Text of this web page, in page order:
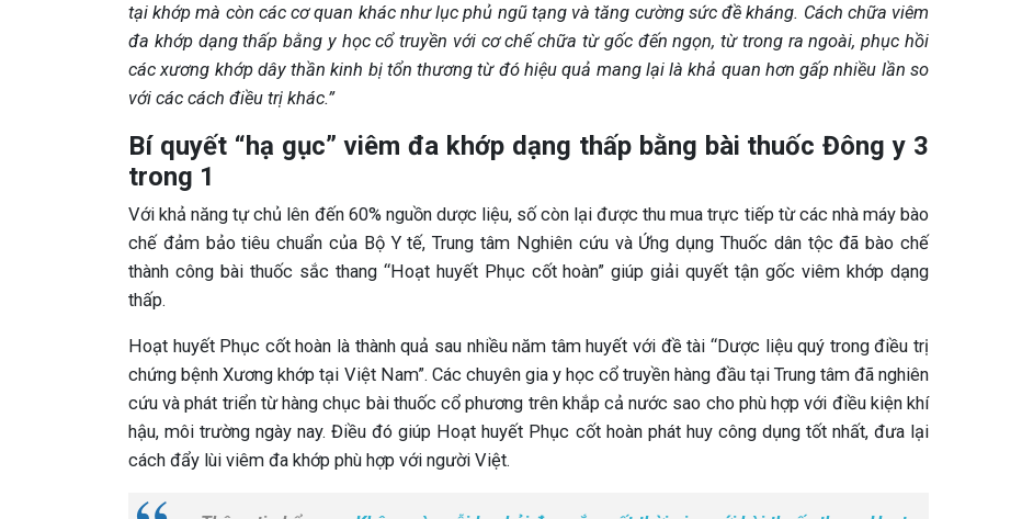
tại khớp mà còn các cơ quan khác như lục phủ ngũ tạng và tăng cường sức đề kháng. Cách chữa viêm
đa khớp dạng thấp bằng y học cổ truyền với cơ chế chữa từ gốc đến ngọn, từ trong ra ngoài, phục hồi
các xương khớp dây thần kinh bị tổn thương từ đó hiệu quả mang lại là khả quan hơn gấp nhiều lần so
với các cách điều trị khác.”
Bí quyết “hạ gục” viêm đa khớp dạng thấp bằng bài thuốc Đông y 3
trong 1
Với khả năng tự chủ lên đến 60% nguồn dược liệu, số còn lại được thu mua trực tiếp từ các nhà máy bào
chế đảm bảo tiêu chuẩn của Bộ Y tế, Trung tâm Nghiên cứu và Ứng dụng Thuốc dân tộc đã bào chế
thành công bài thuốc sắc thang “Hoạt huyết Phục cốt hoàn” giúp giải quyết tận gốc viêm khớp dạng
thấp.
Hoạt huyết Phục cốt hoàn là thành quả sau nhiều năm tâm huyết với đề tài “Dược liệu quý trong điều trị
chứng bệnh Xương khớp tại Việt Nam”. Các chuyên gia y học cổ truyền hàng đầu tại Trung tâm đã nghiên
cứu và phát triển từ hàng chục bài thuốc cổ phương trên khắp cả nước sao cho phù hợp với điều kiện khí
hậu, môi trường ngày nay. Điều đó giúp Hoạt huyết Phục cốt hoàn phát huy công dụng tốt nhất, đưa lại
cách đẩy lùi viêm đa khớp phù hợp với người Việt.